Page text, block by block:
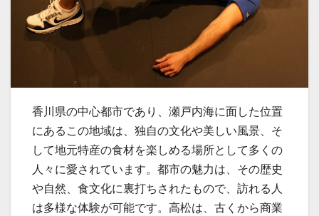
香川県の中心都市であり、瀬戸内海に面した位置
にあるこの地域は、独自の文化や美しい風景、そ
して地元特産の食材を楽しめる場所として多くの
人々に愛されています。 都市の魅力は、その歴史
や自然、食文化に裏打ちされたもので、訪れる人
は多様な体験が可能です。高松は、古くから商業